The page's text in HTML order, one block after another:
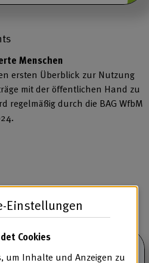
Menschen
ersten Überblick zur Nutzung
mit der öffentlichen Hand zu
regelmäßig durch die BAG WfbM
Einstellungen
Cookies
um Inhalte und Anzeigen zu